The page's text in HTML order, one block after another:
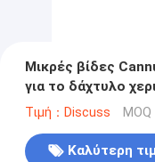
Μικρές βίδες
για το δάχτυλο
Τιμή：Discuss
Καλύτερη